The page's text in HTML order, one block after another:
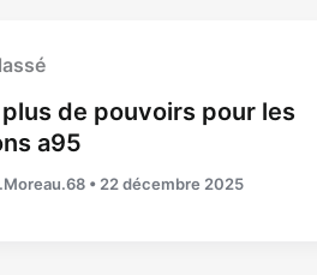
de pouvoirs pour les
a95
• 22 décembre 2025